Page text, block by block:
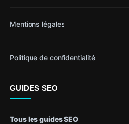
Mentions légales
Politique de confidentialité
GUIDES SEO
Tous les guides SEO